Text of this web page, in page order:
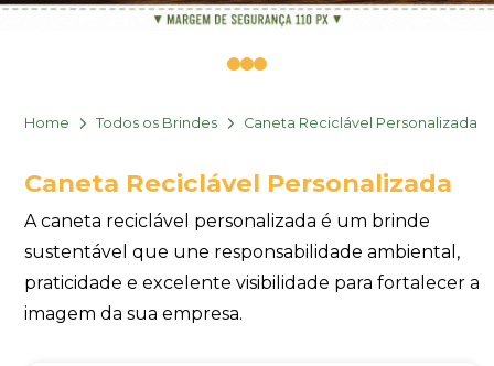
01 2
Home Todos os Brindes Caneta Reciclável Personalizada
Caneta Reciclável Personalizada
A caneta reciclável personalizada é um brinde
sustentável que une responsabilidade ambiental,
praticidade e excelente visibilidade para fortalecer a
imagem da sua empresa.